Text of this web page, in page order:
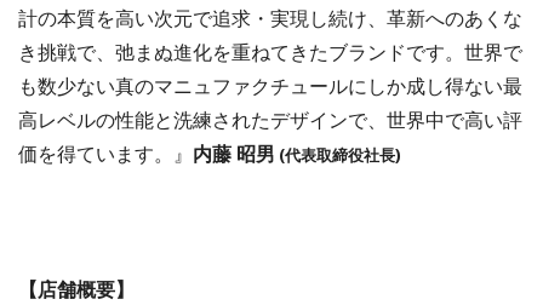
計の本質を高い次元で追求・実現し続け、革新へのあくな
き挑戦で、弛まぬ進化を重ねてきたブランドです。世界で
も数少ない真のマニュファクチュールにしか成し得ない最
高レベルの性能と洗練されたデザインで、世界中で高い評
価を得ています。』 内藤 昭男 (代表取締役社長)
【店舗概要】